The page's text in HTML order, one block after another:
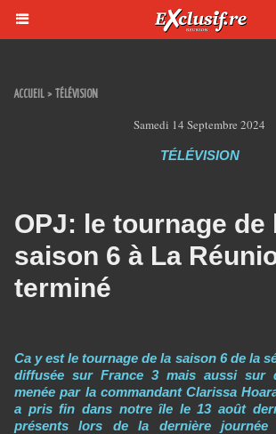
ACCUEIL > TÉLÉVISION
Samedi 14 Septembre 2024
TÉLÉVISION
OPJ: le tournage de
saison 6 à La
terminé
Ca y est le tournage de la saison 6 de la
diffusée sur France 3 mais aussi sur
menée par la commandant Clarissa
a pris fin dans notre île le 13 août
présents lors de la dernière journée